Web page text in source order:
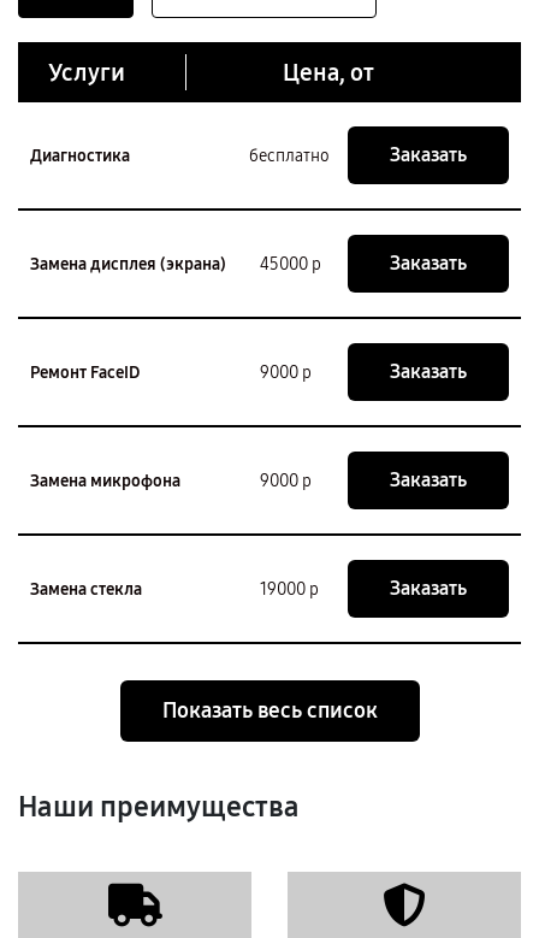
Услуги Цена, от
Диагностика бесплатно Заказать
Замена дисплея (экрана) 45000 р Заказать
Ремонт FaceID 9000 р Заказать
Замена микрофона 9000 р Заказать
Замена стекла 19000 р Заказать
Показать весь список
Наши преимущества